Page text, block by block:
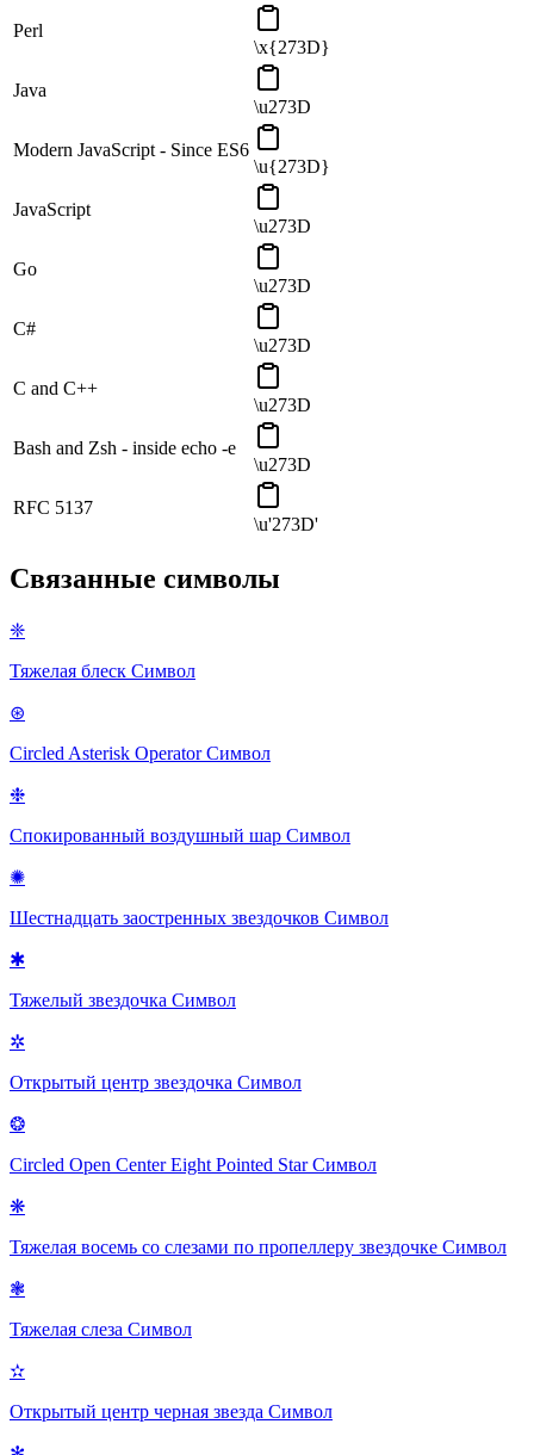
Perl
\x{273D}
Java
\u273D
Modern JavaScript - Since ES6
\u{273D}
JavaScript
\u273D
Go
\u273D
C#
\u273D
C and C++
\u273D
Bash and Zsh - inside echo -e
\u273D
RFC 5137
\u'273D'
Связанные символы
❈
Тяжелая блеск Символ
⊛
Circled Asterisk Operator Символ
❉
Спокированный воздушный шар Символ
✺
Шестнадцать заостренных звездочков Символ
✱
Тяжелый звездочка Символ
✲
Открытый центр звездочка Символ
❂
Circled Open Center Eight Pointed Star Символ
❋
Тяжелая восемь со слезами по пропеллеру звездочке Символ
❃
Тяжелая слеза Символ
✫
Открытый центр черная звезда Символ